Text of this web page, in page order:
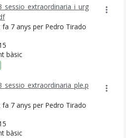
7 anys per Pedro Tirado
bàsic
7 anys per Pedro Tirado
bàsic